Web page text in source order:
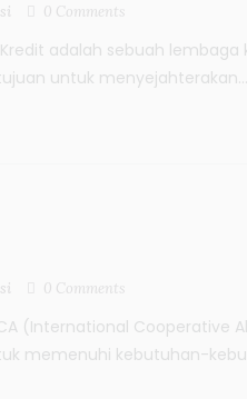
0 Comments
adalah sebuah
untuk menyejahterakan...
0 Comments
(International
memenuhi kebutuhan-